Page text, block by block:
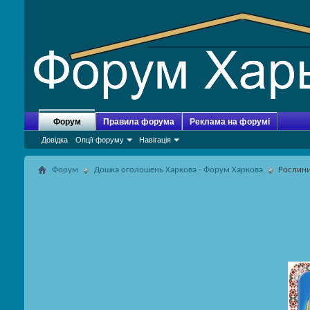
Форум
Довідка Опції форуму Навігація
Правила форума Реклама на форумі
Форум Дошка оголошень Харкова - Форум Харкова